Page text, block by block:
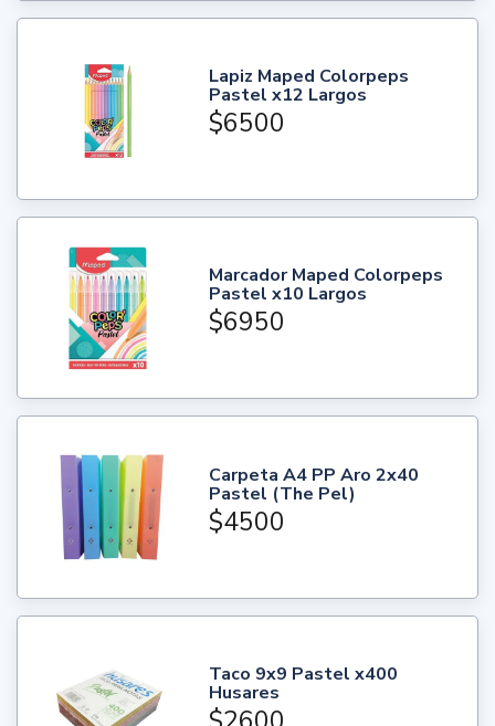
Lapiz Maped Colorpeps
Pastel x12 Largos
$6500
Marcador Maped Colorpeps
Pastel x10 Largos
$6950
Carpeta A4 PP Aro 2x40
Pastel (The Pel)
$4500
Taco 9x9 Pastel x400
Husares